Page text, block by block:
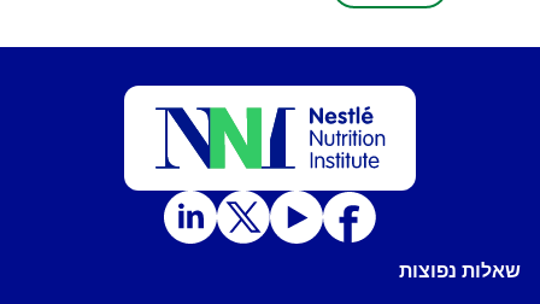
שאלות נפוצות